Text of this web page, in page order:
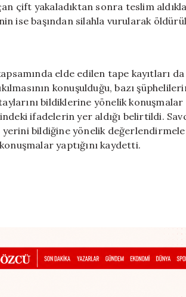
çift yakaladıktan sonra teslim
ise başından silahla vurularak
elde edilen tape kayıtları
konuşulduğu, bazı
bildiklerine yönelik konuşmalar
ifadelerin yer aldığı belirtildi.
yerini bildiğine yönelik
yaptığını kaydetti.